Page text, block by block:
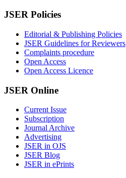
JSER Policies
Editorial & Publishing Policies
JSER Guidelines for Reviewers
Complaints procedure
Open Access
Open Access Licence
JSER Online
Current Issue
Subscription
Journal Archive
Advertising
JSER in OJS
JSER Blog
JSER in ePrints